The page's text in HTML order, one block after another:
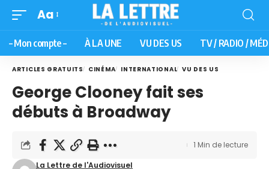
Aa
– Mon compte – À LA UNE VU DES US TV / RADIO /
ARTICLES GRATUITS CINÉMA INTERNATIONAL VU DES US
George Clooney fait ses
débuts à Broadway
La Lettre de l'Audiovisuel
1 Min de lecture